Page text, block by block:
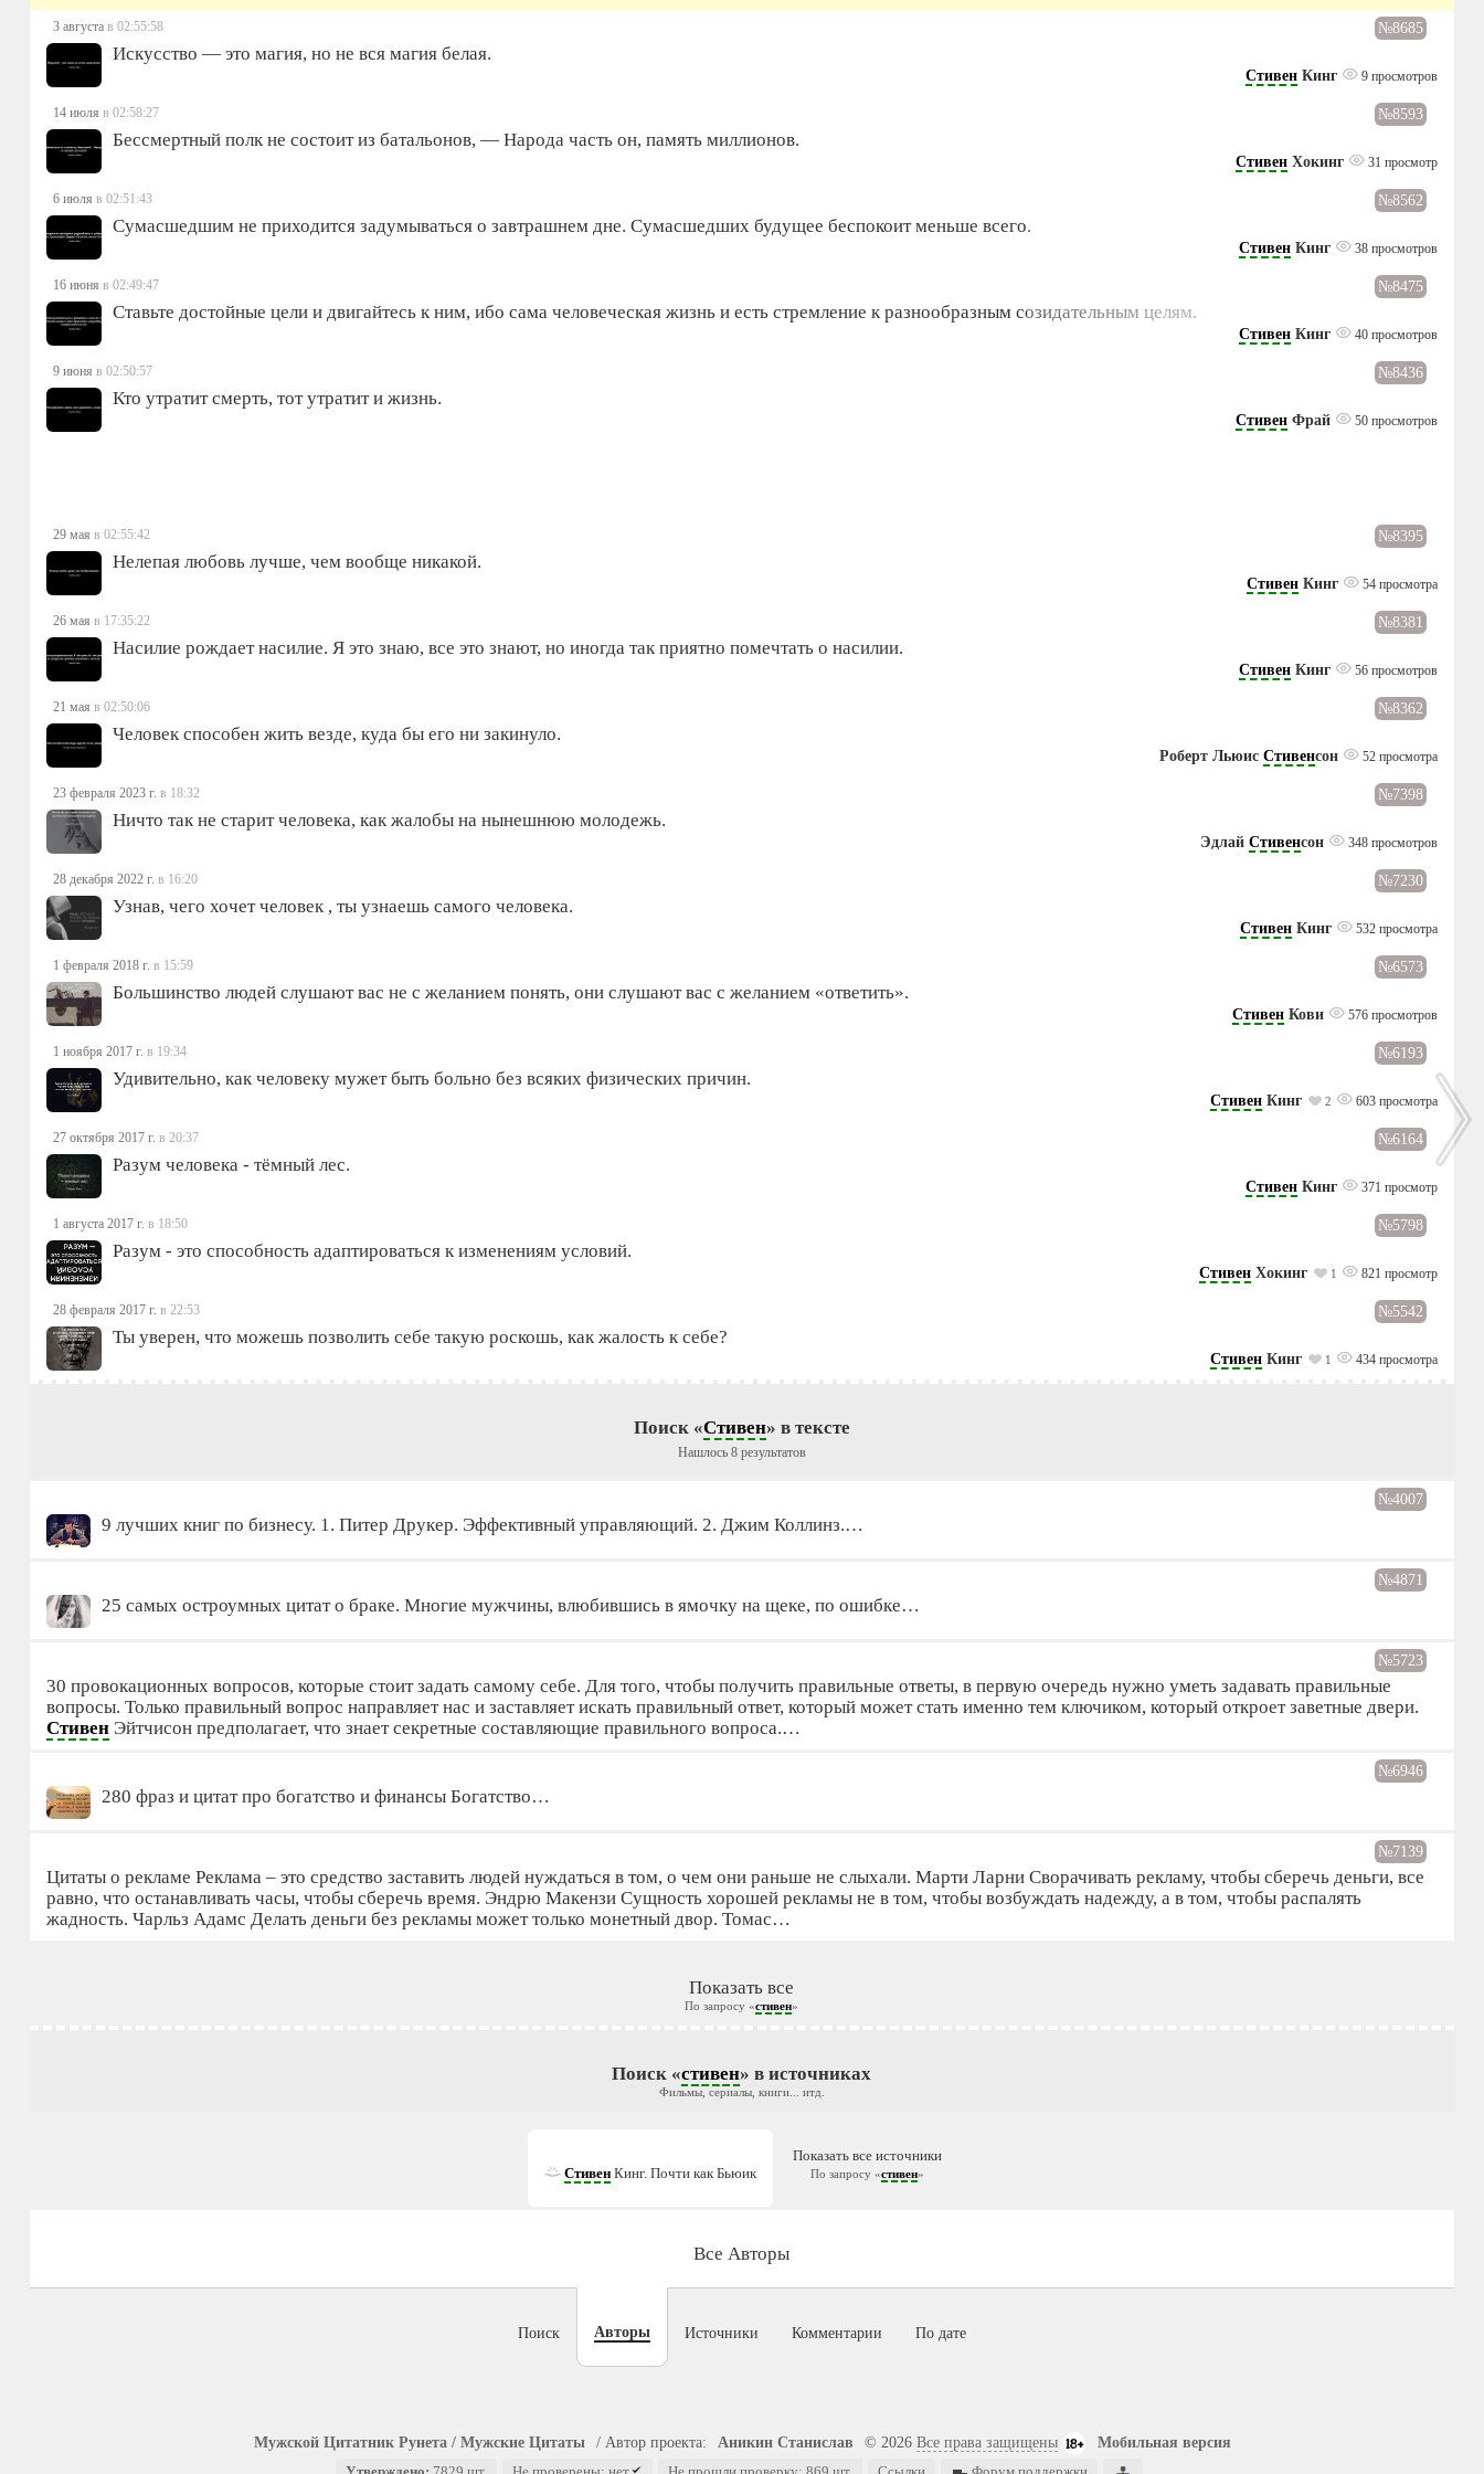
3 августав 02:55:58 №8685
Искусство — это магия, но не вся магия белая.
Стивен Кинг 9 просмотров
14 июля в 02:58:27 №8593
Бессмертный полк не состоит из батальонов, — Народа часть он, память миллионов.
Стивен Хокинг 31 просмотр
6 июля в 02:51:43 №8562
Сумасшедшим не приходится задумываться о завтрашнем дне. Сумасшедших будущее беспокоит меньше всего.
Стивен Кинг 38 просмотров
16 июня в 02:49:47 №8475
Ставьте достойные цели и двигайтесь к ним, ибо сама человеческая жизнь и есть стремление к разнообразным созидательным целям.
Стивен Кинг 40 просмотров
9 июня в 02:50:57 №8436
Кто утратит смерть, тот утратит и жизнь.
Стивен Фрай 50 просмотров
29 мая в 02:55:42 №8395
Нелепая любовь лучше, чем вообще никакой.
Стивен Кинг 54 просмотра
26 мая в 17:35:22 №8381
Насилие рождает насилие. Я это знаю, все это знают, но иногда так приятно помечтать о насилии.
Стивен Кинг 56 просмотров
21 мая в 02:50:06 №8362
Человек способен жить везде, куда бы его ни закинуло.
Роберт ЛьюисСтивенсон 52 просмотра
23 февраля 2023 г. в 18:32 №7398
Ничто так не старит человека, как жалобы на нынешнюю молодежь.
ЭдлайСтивенсон 348 просмотров
28 декабря 2022 г. в 16:20 №7230
Узнав, чего хочет человек , ты узнаешь самого человека.
Стивен Кинг 532 просмотра
1 февраля 2018 г. в 15:59 №6573
Большинство людей слушают вас не с желанием понять, они слушают вас с желанием «ответить».
Стивен Кови 576 просмотров
1 ноября 2017 г. в 19:34 №6193
Удивительно, как человеку мужет быть больно без всяких физических причин.
Стивен Кинг 2 603 просмотра
27 октября 2017 г. в 20:37 №6164
Разум человека - тёмный лес.
Стивен Кинг 371 просмотр
1 августа 2017 г. в 18:50 №5798
Разум - это способность адаптироваться к изменениям условий.
Стивен Хокинг 1 821 просмотр
28 февраля 2017 г. в 22:53 №5542
Ты уверен, что можешь позволить себе такую роскошь, как жалость к себе?
Стивен Кинг 1 434 просмотра
Поиск «Стивен» в тексте
Нашлось 8 результатов
9 лучших книг по бизнесу. 1. Питер Друкер. Эффективный управляющий. 2. Джим Коллинз.…
№4007
25 самых остроумных цитат о браке. Многие мужчины, влюбившись в ямочку на щеке, по ошибке…
№4871
30 провокационных вопросов, которые стоит задать самому себе. Для того, чтобы получить правильные ответы, в первую очередь нужно уметь задавать правильные
вопросы. Только правильный вопрос направляет нас и заставляет искать правильный ответ, который может стать именно тем ключиком, который откроет заветные двери.
СтивенЭйтчисон предполагает, что знает секретные составляющие правильного вопроса.…
№5723
280 фраз и цитат про богатство и финансы Богатство…
№6946
Цитаты о рекламе Реклама – это средство заставить людей нуждаться в том, о чем они раньше не слыхали. Марти Ларни Сворачивать рекламу, чтобы сберечь деньги, все
равно, что останавливать часы, чтобы сберечь время. Эндрю Макензи Сущность хорошей рекламы не в том, чтобы возбуждать надежду, а в том, чтобы распалять
жадность. Чарльз Адамс Делать деньги без рекламы может только монетный двор. Томас…
№7139
Показать все
По запросу «стивен»
Поиск «стивен» в источниках
Фильмы, сериалы, книги... итд.
Стивен Кинг. Почти как Бьюик
Показать все источники
По запросу «стивен»
Все Авторы
Поиск Авторы Источники Комментарии По дате
Мужской Цитатник Рунета / Мужские Цитаты /Автор проекта: Аникин Станислав © 2026 Все права защищены
Мобильная версия